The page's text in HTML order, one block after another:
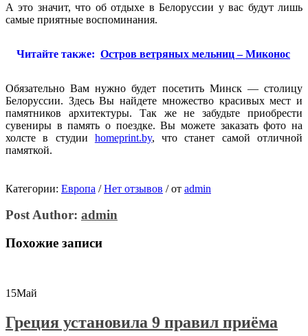
А это значит, что об отдыхе в Белоруссии у вас будут лишь
самые приятные воспоминания.
Читайте также: Остров ветряных мельниц – Миконос
Обязательно Вам нужно будет посетить Минск — столицу
Белоруссии. Здесь Вы найдете множество красивых мест и
памятников архитектуры. Так же не забудьте приобрести
сувениры в память о поездке. Вы можете заказать фото на
холсте в студии homeprint.by, что станет самой отличной
памяткой.
Категории: Европа / Нет отзывов /от admin
Post Author: admin
Похожие записи
15Май
Греция установила 9 правил приёма